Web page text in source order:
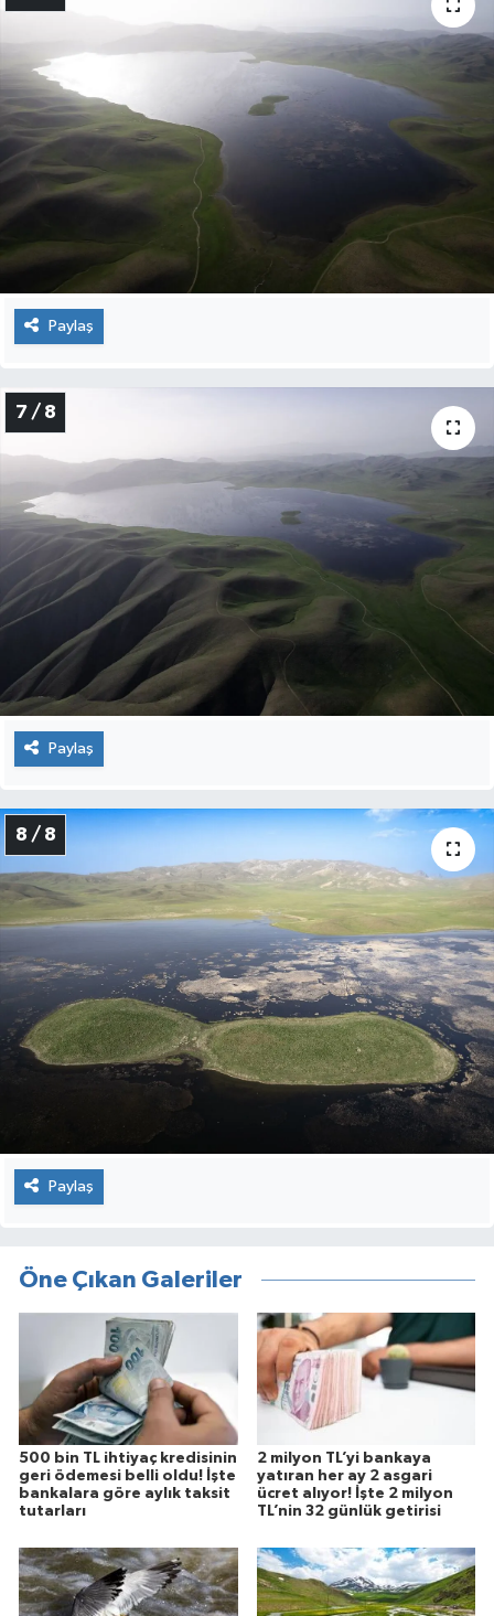
Paylaş
7 / 8
Paylaş
8 / 8
Paylaş
Öne Çıkan Galeriler
500 bin TL ihtiyaç kredisinin
geri ödemesi belli oldu! İşte
bankalara göre aylık taksit
tutarları
2 milyon TL’yi bankaya
yatıran her ay 2 asgari
ücret alıyor! İşte 2 milyon
TL’nin 32 günlük getirisi